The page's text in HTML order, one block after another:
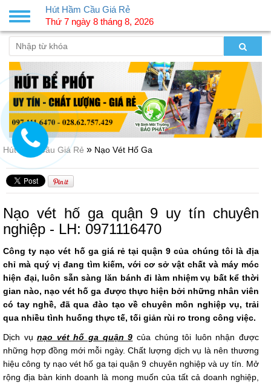
Hút Hầm Cầu Giá Rẻ » Nạo Vét Hố Ga
Nạo vét hố ga quận 9 uy tín chuyên
nghiệp - LH: 0971116470
Công ty nạo vét hố ga giá rẻ tại quận 9 của chúng tôi là địa
chỉ mà quý vị đang tìm kiếm, với cơ sở vật chất và máy móc
hiện đại, luôn sẵn sàng lăn bánh đi làm nhiệm vụ bất kể thời
gian nào, nạo vét hố ga được thực hiện bởi những nhân viên
có tay nghề, đã qua đào tạo về chuyên môn nghiệp vụ, trải
qua nhiều tình huống thực tế, tối giản rùi ro trong công việc.
Dịch vụnạo vét hố ga quận 9 của chúng tôi luôn nhận được
những hợp đồng mới mỗi ngày. Chất lượng dịch vụ là nên thương
hiệu công ty nạo vét hố ga tại quận 9 chuyên nghiệp và uy tín. Mở
rộng địa bàn kinh doanh là mong muốn của tất cả doanh nghiệp,
Toggle
navigation
Hút Hầm Cầu Giá Rẻ
Thứ 7 ngày 8 tháng 8, 2026